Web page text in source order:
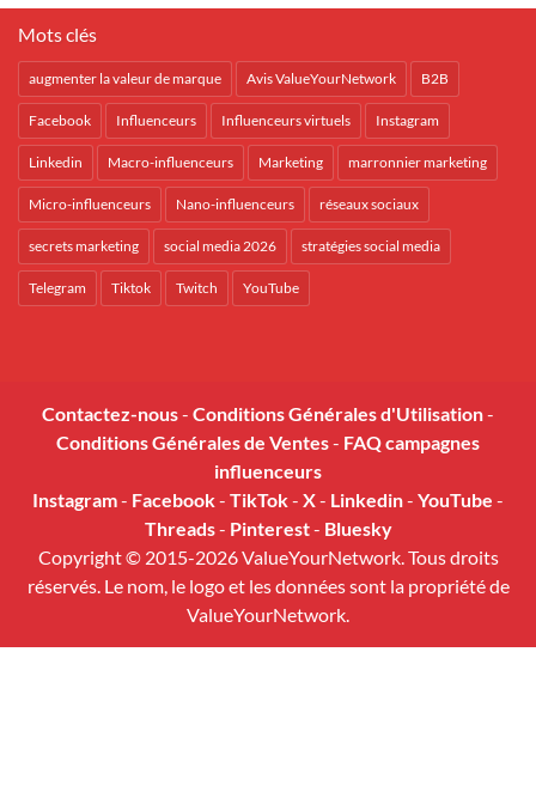
Mots clés
augmenter la valeur de marque Avis ValueYourNetwork B2B
Facebook Influenceurs Influenceurs virtuels Instagram
Linkedin Macro-influenceurs Marketing marronnier marketing
Micro-influenceurs Nano-influenceurs réseaux sociaux
secrets marketing social media 2026 stratégies social media
Telegram Tiktok Twitch YouTube
Contactez-nous- Conditions Générales d'Utilisation-
Conditions Générales de Ventes- FAQ campagnes
influenceurs
Instagram- Facebook- TikTok- X- Linkedin- YouTube -
Threads- Pinterest- Bluesky
Copyright © 2015-2026 ValueYourNetwork. Tous droits
réservés. Le nom, le logo et les données sont la propriété de
ValueYourNetwork.